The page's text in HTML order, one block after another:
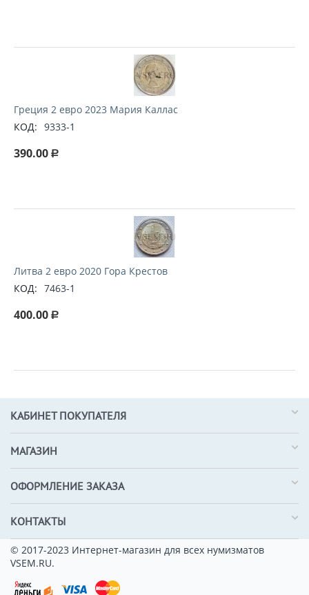
Греция 2 евро 2023 Мария Каллас
КОД: 9333-1
390.00 Р
Литва 2 евро 2020 Гора Крестов
КОД: 7463-1
400.00 Р
КАБИНЕТ ПОКУПАТЕЛЯ
МАГАЗИН
ОФОРМЛЕНИЕ ЗАКАЗА
КОНТАКТЫ
© 2017-2023 Интернет-магазин для всех нумизматов
VSEM.RU.